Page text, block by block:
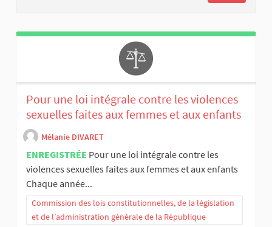
Pour une loi intégrale contre les violences
sexuelles faites aux femmes et aux enfants
Mélanie DIVARET
ENREGISTRÉE Pour une loi intégrale contre les
violences sexuelles faites aux femmes et aux enfants
Chaque année...
Commission des lois constitutionnelles, de la législation
et de l’administration générale de la République